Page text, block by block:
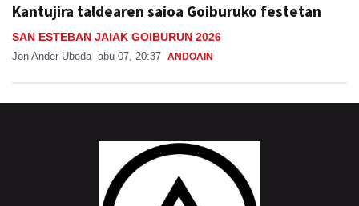
Kantujira taldearen saioa Goiburuko festetan
SAN ESTEBAN JAIAK GOIBURUN 2026
Jon Ander Ubeda abu 07, 20:37 ANDOAIN